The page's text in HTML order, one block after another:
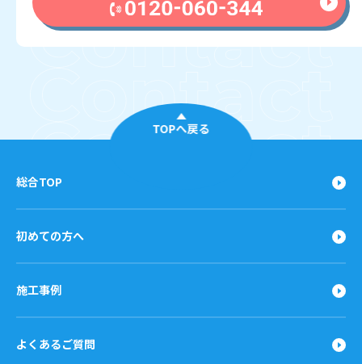
TOPへ戻る
総合TOP
初めての方へ
施工事例
よくあるご質問